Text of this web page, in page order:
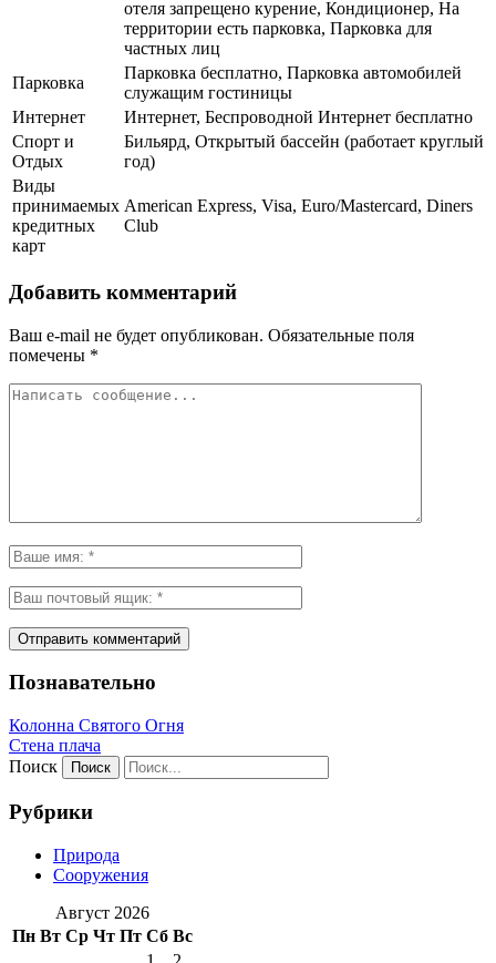
отеля запрещено курение, Кондиционер, На
территории есть парковка, Парковка для
частных лиц
Парковка
Парковка бесплатно, Парковка автомобилей
служащим гостиницы
Интернет
Интернет, Беспроводной Интернет бесплатно
Спорт и
Отдых
Бильярд, Открытый бассейн (работает круглый
год)
Виды
принимаемых
кредитных
карт
American Express, Visa, Euro/Mastercard, Diners
Club
Добавить комментарий
Ваш e-mail не будет опубликован. Обязательные поля
помечены *
Познавательно
Колонна Святого Огня
Стена плача
Поиск
Рубрики
Природа
Сооружения
Август 2026
Пн Вт Ср Чт Пт Сб Вс